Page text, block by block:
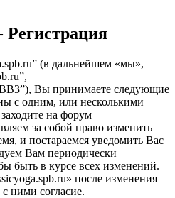
Регистрация
(в дальнейшем «мы»,
Вы принимаете следующие
с одним, или несколькими
на форум
за собой право изменить
и постараемся уведомить Вас
Вам периодически
быть в курсе всех изменений.
после изменения
ними согласие.